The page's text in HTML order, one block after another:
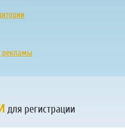
рекламы
для регистрации